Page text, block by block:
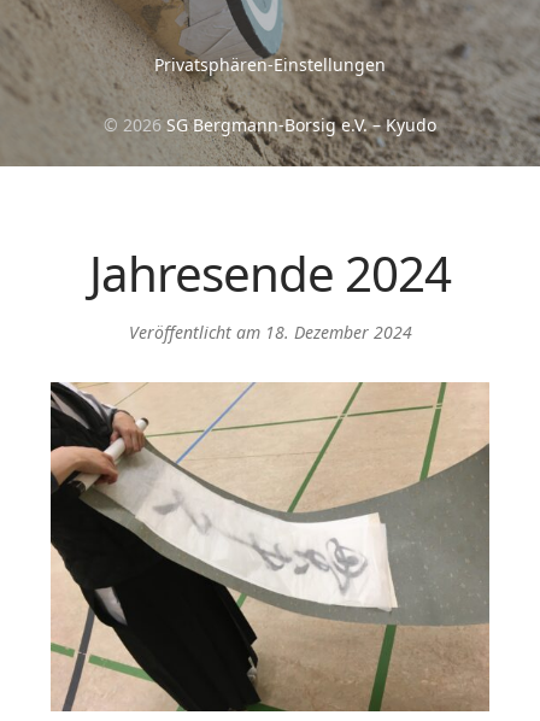
Privatsphären-Einstellungen
© 2026 SG Bergmann-Borsig e.V. – Kyudo
Jahresende 2024
Veröffentlicht am 18. Dezember 2024